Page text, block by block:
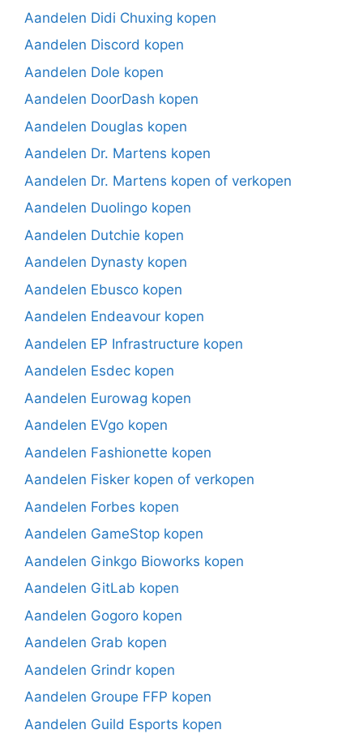
Aandelen Didi Chuxing kopen
Aandelen Discord kopen
Aandelen Dole kopen
Aandelen DoorDash kopen
Aandelen Douglas kopen
Aandelen Dr. Martens kopen
Aandelen Dr. Martens kopen of verkopen
Aandelen Duolingo kopen
Aandelen Dutchie kopen
Aandelen Dynasty kopen
Aandelen Ebusco kopen
Aandelen Endeavour kopen
Aandelen EP Infrastructure kopen
Aandelen Esdec kopen
Aandelen Eurowag kopen
Aandelen EVgo kopen
Aandelen Fashionette kopen
Aandelen Fisker kopen of verkopen
Aandelen Forbes kopen
Aandelen GameStop kopen
Aandelen Ginkgo Bioworks kopen
Aandelen GitLab kopen
Aandelen Gogoro kopen
Aandelen Grab kopen
Aandelen Grindr kopen
Aandelen Groupe FFP kopen
Aandelen Guild Esports kopen